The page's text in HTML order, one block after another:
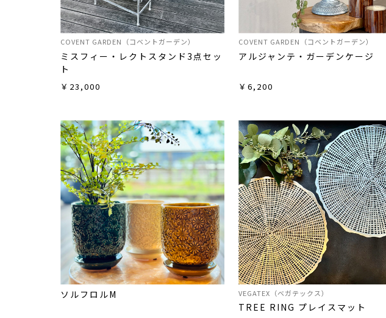
COVENT GARDEN（コベントガーデン）
ミスフィー・レクトスタンド3点セッ
ト
￥23,000
COVENT GARDEN（コベントガーデン）
アルジャンテ・ガーデンケージ
￥6,200
ソルフロルM VEGATEX（ベガテックス）
TREE RING プレイスマット